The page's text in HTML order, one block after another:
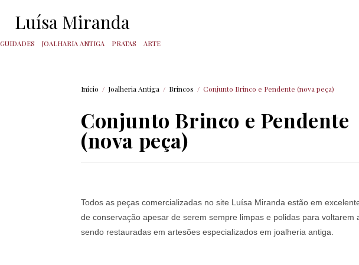
Luísa Miranda
JOALHARIA ANTIGA PRATAS ARTE
Início / Joalheria Antiga / Brincos / Conjunto Brinco e Pendente (nova peça)
Conjunto Brinco e Pendente
(nova peça)
Todos as peças comercializadas no site Luísa Miranda estão em
de conservação apesar de serem sempre limpas e polidas para voltarem
sendo restauradas em artesões especializados em joalheria antiga.